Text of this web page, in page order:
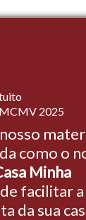
2025
como o
Minha
facilitar a
da sua